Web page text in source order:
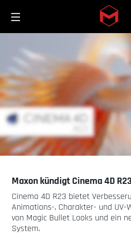
Skip to
Maxon kündigt Cinema 4D
Cinema 4D R23 bietet
Animations-, Charakter- und UV-
von Magic Bullet Looks und ein
System.